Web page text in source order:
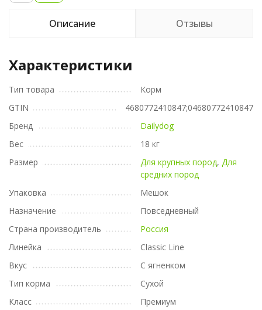
Описание Отзывы
Характеристики
Тип товара
Корм
GTIN
4680772410847;04680772410847
Бренд
Dailydog
Вес
18 кг
Размер
Для крупных пород, Для
средних пород
Упаковка
Мешок
Назначение
Повседневный
Страна производитель
Россия
Линейка
Classic Line
Вкус
С ягненком
Тип корма
Сухой
Класс
Премиум